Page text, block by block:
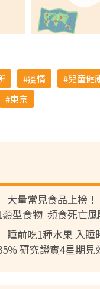
疫情 兒童健
東京
大量常見食品上榜
型食物 頻食死亡風
睡前吃1種水果 入睡
研究證實4星期見